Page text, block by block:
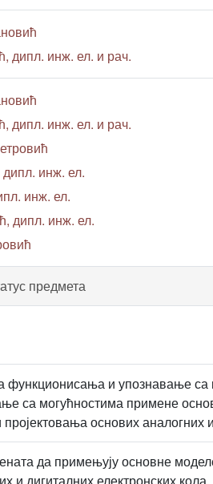
дипл. инж. ел. и рач.
дипл. инж. ел. и рач.
инж. ел.
инж. ел.
дипл. инж. ел.
предмета
и упознавање са
са могућностима примене
основих аналогних
да примењују основне